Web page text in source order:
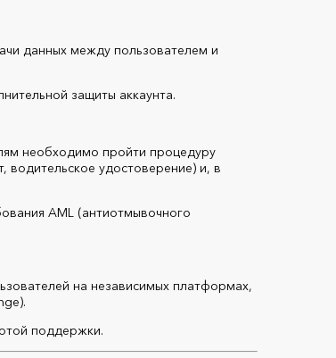
данных между пользователем и
защиты аккаунта.
необходимо пройти процедуру
водительское удостоверение) и, в
AML (антиотмывочного
на независимых платформах,
поддержки.